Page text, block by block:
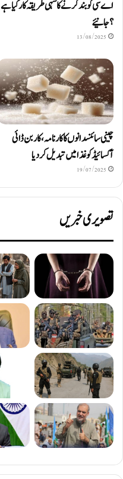
اے سی کو بند کرنے کا سہی طریقہ کار کیا ہے
؟ جانیئے
13/08/2025
چینی سائنسدانوں کا کارنامہ، کاربن ڈائی
آکسائیڈ کو غذا میں تبدیل کردیا
19/07/2025
تصویری خبریں